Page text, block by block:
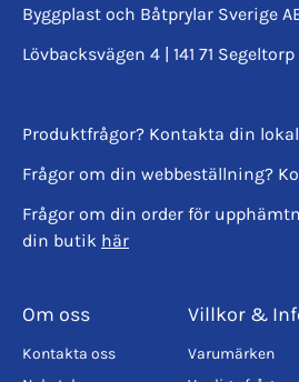
Byggplast och Båtprylar Sverige
Lövbacksvägen 4 | 141 71
Produktfrågor? Kontakta din
Frågor om din webbeställning?
Frågor om din order för
din butik här
Om oss
Kontakta oss
Villkor &
Varumärken